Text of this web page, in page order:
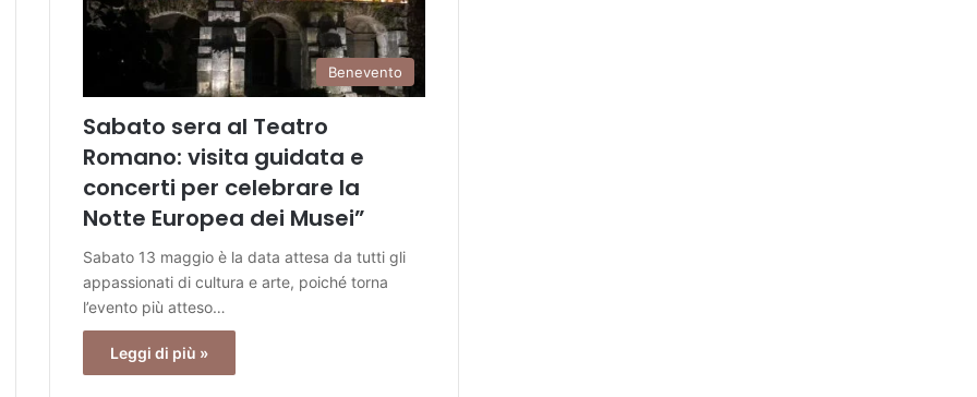
Benevento
Sabato sera al Teatro
Romano: visita guidata e
concerti per celebrare la
Notte Europea dei Musei”
Sabato 13 maggio è la data attesa da tutti gli
appassionati di cultura e arte, poiché torna
l’evento più atteso…
Leggi di più »